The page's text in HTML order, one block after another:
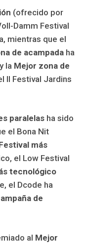
(ofrecido por
Damm Festival
mientras que el
de acampada ha
la Mejor zona de
II Festival Jardins
paralelas ha sido
el Bona Nit
más
el Low Festival
tecnológico
el Dcode ha
de
al Mejor